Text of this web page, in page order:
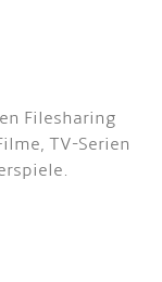
Filesharing
TV-Serien